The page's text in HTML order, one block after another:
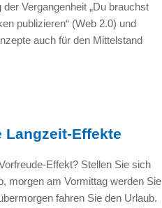
Vergangenheit „Du brauchst
publizieren“ (Web 2.0) und
auch für den Mittelstand
Langzeit-Effekte
Effekt? Stellen Sie sich
morgen am Vormittag werden Sie
fahren Sie den Urlaub.